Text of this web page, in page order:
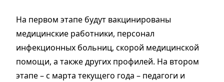
На первом этапе будут вакцинированы
медицинские работники, персонал
инфекционных больниц, скорой медицинской
помощи, а также других профилей. На втором
этапе – с марта текущего года – педагоги и